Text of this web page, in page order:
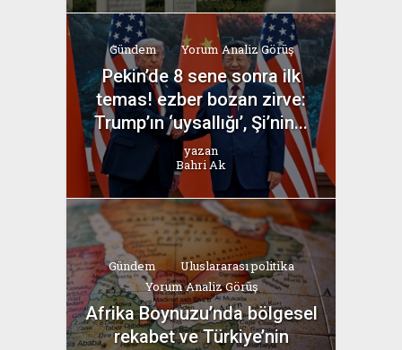
Gündem Yorum Analiz Görüş
Pekin’de 8 sene sonra ilk
temas! ezber bozan zirve:
Trump’ın ‘uysallığı’, Şi’nin...
yazan
Bahri Ak
Gündem
Uluslararası politika
Yorum Analiz Görüş
Afrika Boynuzu’nda bölgesel
rekabet ve Türkiye’nin